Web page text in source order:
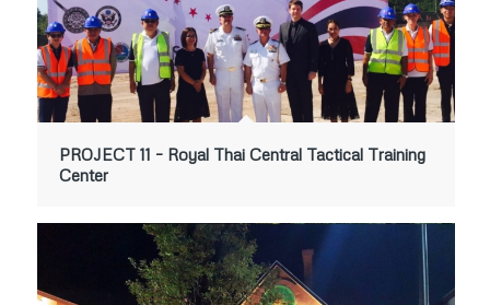
PROJECT 11 – Royal Thai Central Tactical Training
Center